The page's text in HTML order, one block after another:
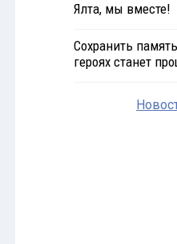
Ялта, мы вместе!
Сохранить
героях станет